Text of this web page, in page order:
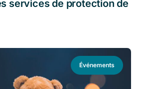
services de protection de
Événements